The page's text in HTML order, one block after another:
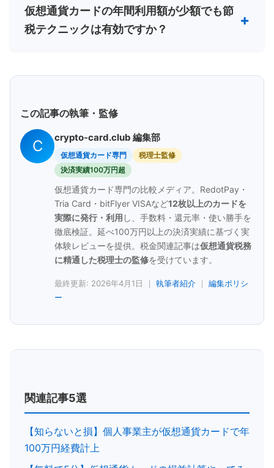
仮想通貨カードの年間利用額が少額でも節
税テクニックは有効ですか？
この記事の執筆・監修
C crypto-card.club 編集部
仮想通貨カード専門
税理士監修
決済実績100万円超
仮想通貨カード専門の比較メディア。RedotPay・
Tria Card・bitFlyer VISAなど12枚以上のカードを
実際に発行・利用 し、手数料・還元率・使い勝手を
徹底検証。延べ100万円以上の決済実績に基づく実
体験レビューを提供。税金関連記事は仮想通貨税務
に精通した税理士の監修を受けています。
最終更新: 2026年4月1日 ｜ 執筆者紹介 ｜ 編集ポリシ
ー
関連記事5選
【知らないと損】個人事業主が仮想通貨カードで年
100万円経費計上